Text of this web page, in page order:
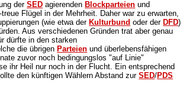
derSED agierendenBlockparteien und
-treue Flügel in der Mehrheit. Daher war zu erwarten,
(wie etwa derKulturbund oder derDFD)
Aus verschiedenen Gründen trat aber genau
dürfte in den starken
die übrigenParteien und überlebensfähigen
zuvor noch bedingungslos "auf Linie"
ihr Heil nur noch in der Flucht. Ein entsprechend
den künftigen Wählern Abstand zurSED/PDS